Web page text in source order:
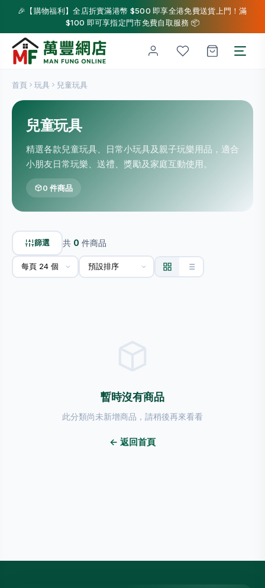
🎉【購物福利】全店折實滿港幣 $500 即享全港免費送貨上門！滿
$100 即可享指定門市免費自取服務 📦
首頁 玩具 兒童玩具
兒童玩具
精選各款兒童玩具、日常小玩具及親子玩樂用品，適合
小朋友日常玩樂、送禮、獎勵及家庭互動使用。
0 件商品
篩選 共 0 件商品
暫時沒有商品
此分類尚未新增商品，請稍後再來看看
← 返回首頁